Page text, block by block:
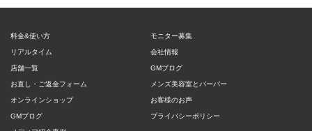
料金&使い方
リアルタイム
店舗一覧
お直し・ご返金フォーム
オンラインショップ
GMブログ
モニター募集
会社情報
GMブログ
メンズ美容室とバーバー
お客様のお声
プライバシーポリシー